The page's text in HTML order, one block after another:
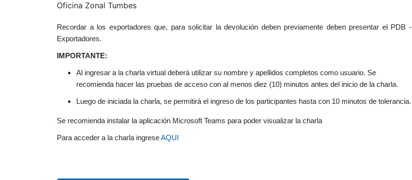
Oficina Zonal Tumbes
Recordar a los exportadores que, para solicitar la devolución deben previamente deben presentar el PDB -
Exportadores.
IMPORTANTE:
Al ingresar a la charla virtual deberá utilizar su nombre y apellidos completos como usuario. Se
recomienda hacer las pruebas de acceso con al menos diez (10) minutos antes del inicio de la charla.
Luego de iniciada la charla, se permitirá el ingreso de los participantes hasta con 10 minutos de tolerancia.
Se recomienda instalar la aplicación Microsoft Teams para poder visualizar la charla
Para acceder a la charla ingreseAQUI